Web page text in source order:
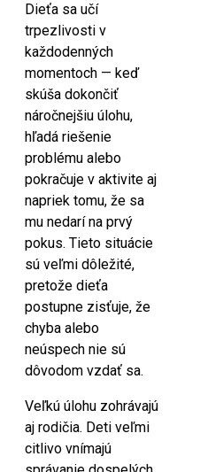
Dieťa sa učí
trpezlivosti v
každodenných
momentoch — keď
skúša dokončiť
náročnejšiu úlohu,
hľadá riešenie
problému alebo
pokračuje v aktivite aj
napriek tomu, že sa
mu nedarí na prvý
pokus. Tieto situácie
sú veľmi dôležité,
pretože dieťa
postupne zisťuje, že
chyba alebo
neúspech nie sú
dôvodom vzdať sa.
Veľkú úlohu zohrávajú
aj rodičia. Deti veľmi
citlivo vnímajú